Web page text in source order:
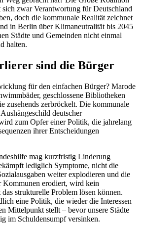
zwar Verantwortung für Deutschland
doch die kommunale Realität zeichnet
in Berlin über Klimaneutralität bis 2045
Städte und Gemeinden nicht einmal
halten.
sind die Bürger
für den einfachen Bürger? Marode
geschlossene Bibliotheken
zusehends zerbröckelt. Die kommunale
deutscher
zum Opfer einer Politik, die jahrelang
ihrer Entscheidungen
mag kurzfristig Linderung
lediglich Symptome, nicht die
weiter explodieren und die
Kommunen erodiert, wird kein
strukturelle Problem lösen können.
eine Politik, die wieder die Interessen
Mittelpunkt stellt – bevor unsere Städte
im Schuldensumpf versinken.